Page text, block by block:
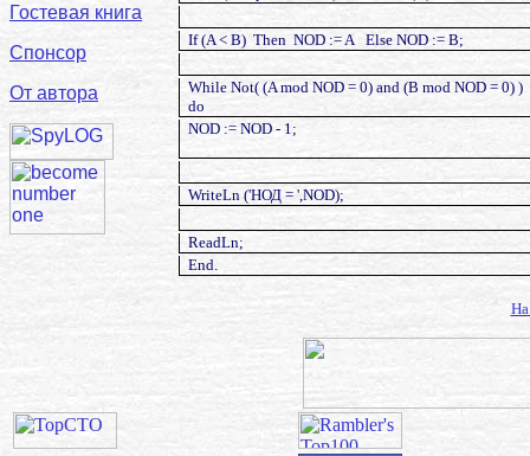
Гостевая книга
Спонсор
От автора
If (A < B) Then NOD := A Else NOD := B;
While Not( (A mod NOD = 0) and (B mod NOD = 0) )
do
NOD := NOD - 1;
WriteLn ('НОД = ',NOD);
ReadLn;
End.